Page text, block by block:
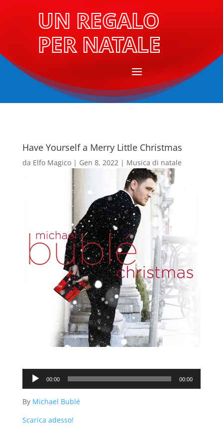
UN REGALO
PER NATALE
Have Yourself a Merry Little Christmas
da Elfo Magico| Gen 8, 2022| Musica di natale
Audio
Player
00:00 00:00
By Michael Bublé
Scarica adesso!